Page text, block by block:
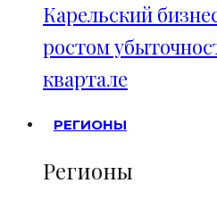
Карельский
ростом
квартале
РЕГИОНЫ
Регионы